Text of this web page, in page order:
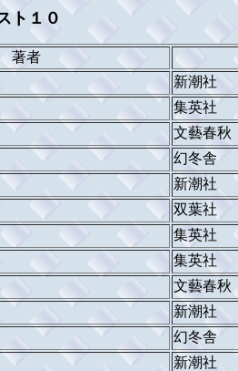
ト１０
著者
新潮社
集英社
文藝春秋
幻冬舎
新潮社
双葉社
集英社
集英社
文藝春秋
新潮社
幻冬舎
新潮社